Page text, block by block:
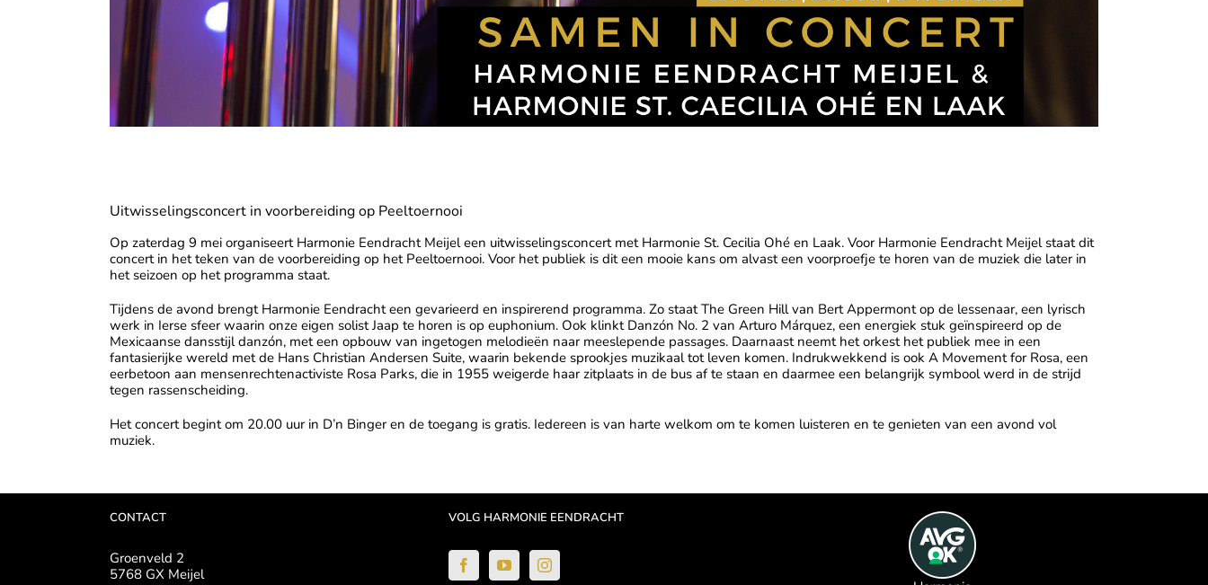
Uitwisselingsconcert in voorbereiding op Peeltoernooi
Op zaterdag 9 mei organiseert Harmonie Eendracht Meijeleen uitwisselingsconcert met Harmonie St. Cecilia Ohé en Laak. Voor Harmonie Eendracht Meijel staat dit
concert in het teken van de voorbereiding op het Peeltoernooi. Voor het publiek is dit een mooie kans om alvast een voorproefje te horen van de muziek die later in
het seizoen op het programma staat.
Tijdens de avond brengt Harmonie Eendracht een gevarieerd en inspirerend programma. Zo staat The Green Hill van Bert Appermont op de lessenaar, een lyrisch
werk in Ierse sfeer waarin onze eigen solist Jaap te horen is op euphonium. Ook klinkt Danzón No. 2 van Arturo Márquez, een energiek stuk geïnspireerd op de
Mexicaanse dansstijl danzón, met een opbouw van ingetogen melodieën naar meeslepende passages. Daarnaast neemt het orkest het publiek mee in een
fantasierijke wereld met de Hans Christian Andersen Suite, waarin bekende sprookjes muzikaal tot leven komen. Indrukwekkend is ook A Movement for Rosa, een
eerbetoon aan mensenrechtenactiviste Rosa Parks, die in 1955 weigerde haar zitplaats in de bus af te staan en daarmee een belangrijk symbool werd in de strijd
tegen rassenscheiding.
Het concert begint om 20.00 uur in D’n Bingeren de toegang is gratis. Iedereen is van harte welkom om te komen luisteren en te genieten van een avond vol
muziek.
CONTACT
Groenveld 2
5768 GX Meijel
VOLG HARMONIE EENDRACHT